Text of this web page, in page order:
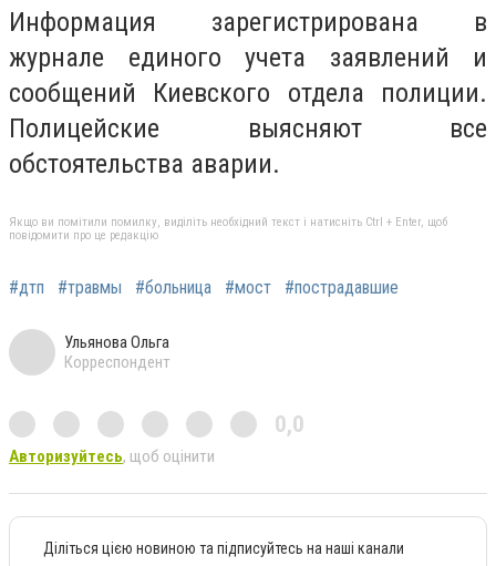
Информация зарегистрирована в
журнале единого учета заявлений и
сообщений Киевского отдела полиции.
Полицейские выясняют все
обстоятельства аварии.
Якщо ви помітили помилку, виділіть необхідний текст і натисніть Ctrl + Enter, щоб
повідомити про це редакцію
#дтп #травмы #больница #мост #пострадавшие
Ульянова Ольга
Корреспондент
0,0
Авторизуйтесь, щоб оцінити
Діліться цією новиною та підписуйтесь на наші канали